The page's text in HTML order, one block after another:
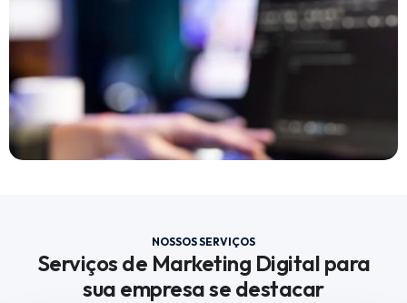
NOSSOS SERVIÇOS
Serviços de Marketing Digital para
sua empresa se destacar